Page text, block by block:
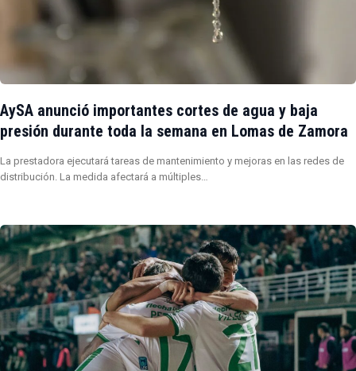
AySA anunció importantes cortes de agua y baja
presión durante toda la semana en Lomas de Zamora
La prestadora ejecutará tareas de mantenimiento y mejoras en las redes de
distribución. La medida afectará a múltiples…